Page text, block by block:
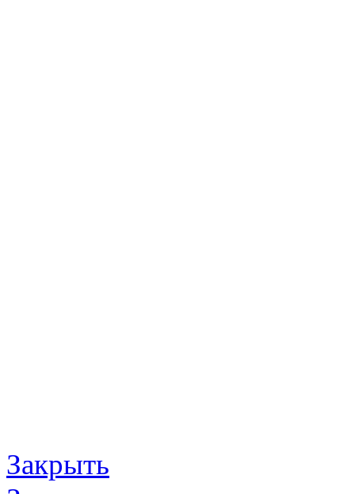
Закрыть